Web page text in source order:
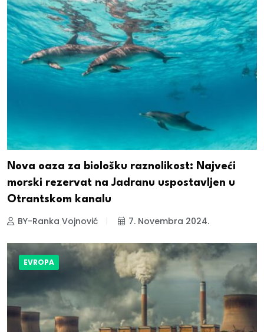
Nova oaza za biološku raznolikost: Najveći
morski rezervat na Jadranu uspostavljen u
Otrantskom kanalu
BY-Ranka Vojnović 7. Novembra 2024.
EVROPA